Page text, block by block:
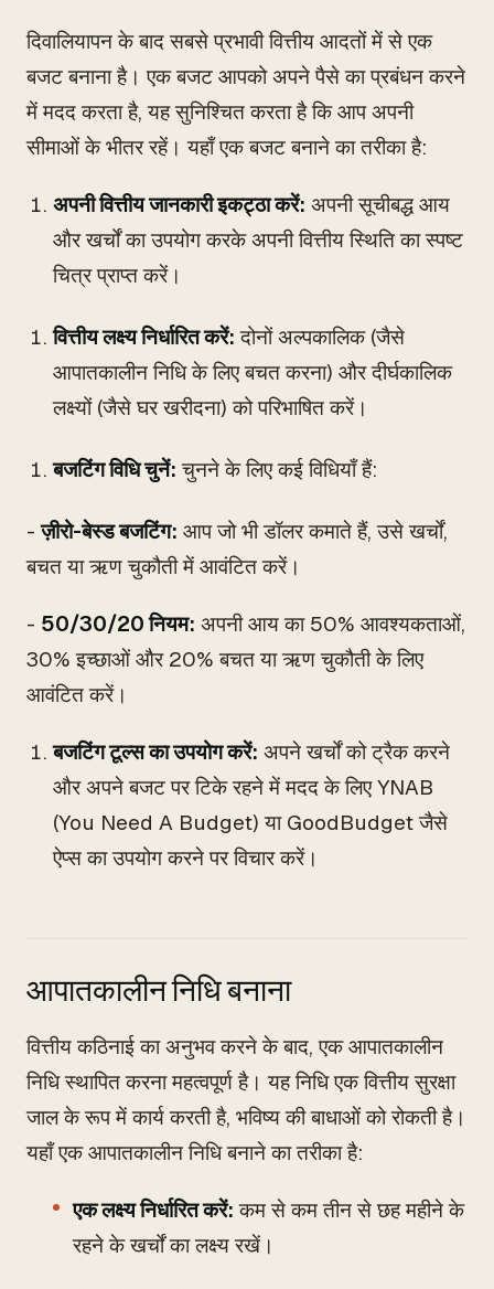
दिवालियापन के बाद सबसे प्रभावी वित्तीय आदतों में से एक
बजट बनाना है। एक बजट आपको अपने पैसे का प्रबंधन करने
में मदद करता है, यह सुनिश्चित करता है कि आप अपनी
सीमाओं के भीतर रहें। यहाँ एक बजट बनाने का तरीका है:
अपनी वित्तीय जानकारी इकट्ठा करें: अपनी सूचीबद्ध आय
और खर्चों का उपयोग करके अपनी वित्तीय स्थिति का स्पष्ट
चित्र प्राप्त करें।
वित्तीय लक्ष्य निर्धारित करें: दोनों अल्पकालिक (जैसे
आपातकालीन निधि के लिए बचत करना) और दीर्घकालिक
लक्ष्यों (जैसे घर खरीदना) को परिभाषित करें।
बजटिंग विधि चुनें: चुनने के लिए कई विधियाँ हैं:
-ज़ीरो-बेस्ड बजटिंग: आप जो भी डॉलर कमाते हैं, उसे खर्चों,
बचत या ऋण चुकौती में आवंटित करें।
- 50/30/20 नियम: अपनी आय का 50% आवश्यकताओं,
30% इच्छाओं और 20% बचत या ऋण चुकौती के लिए
आवंटित करें।
बजटिंग टूल्स का उपयोग करें: अपने खर्चों को ट्रैक करने
और अपने बजट पर टिके रहने में मदद के लिए YNAB
(You Need A Budget) या GoodBudget जैसे
ऐप्स का उपयोग करने पर विचार करें।
आपातकालीन निधि बनाना
वित्तीय कठिनाई का अनुभव करने के बाद, एक आपातकालीन
निधि स्थापित करना महत्वपूर्ण है। यह निधि एक वित्तीय सुरक्षा
जाल के रूप में कार्य करती है, भविष्य की बाधाओं को रोकती है।
यहाँ एक आपातकालीन निधि बनाने का तरीका है:
एक लक्ष्य निर्धारित करें: कम से कम तीन से छह महीने के
रहने के खर्चों का लक्ष्य रखें।